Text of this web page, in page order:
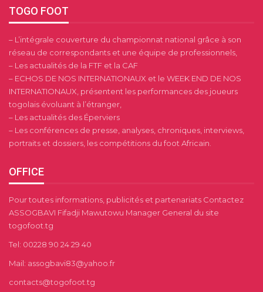
TOGO FOOT
– L’intégrale couverture du championnat national grâce à son
réseau de correspondants et une équipe de professionnels,
– Les actualités de la FTF et la CAF
– ECHOS DE NOS INTERNATIONAUX et le WEEK END DE NOS
INTERNATIONAUX, présentent les performances des joueurs
togolais évoluant à l’étranger,
– Les actualités des Éperviers
– Les conférences de presse, analyses, chroniques, interviews,
portraits et dossiers, les compétitions du foot Africain.
OFFICE
Pour toutes informations, publicités et partenariats Contactez
ASSOGBAVI Fifadji Mawutowu Manager General du site
togofoot.tg
Tel: 00228 90 24 29 40
Mail: assogbavi83@yahoo.fr
contacts@togofoot.tg